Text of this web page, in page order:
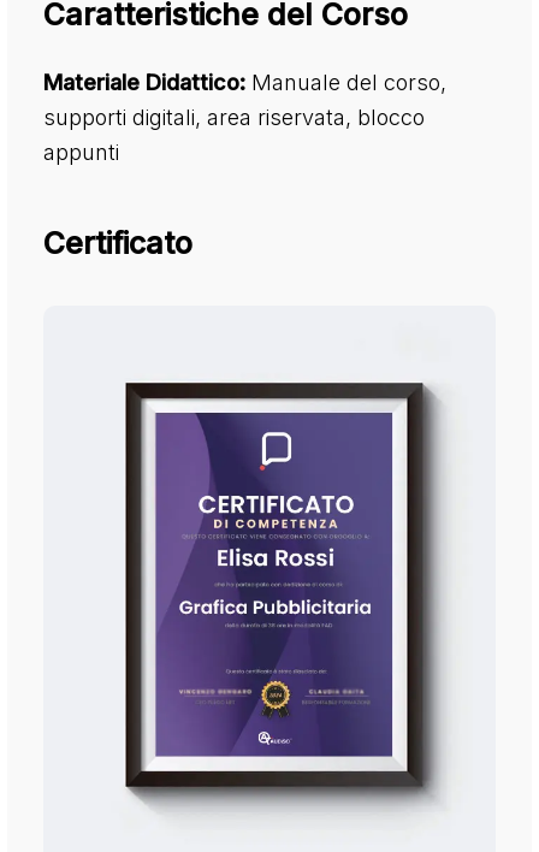
Caratteristiche del Corso
Materiale Didattico: Manuale del corso,
supporti digitali, area riservata, blocco
appunti
Certificato